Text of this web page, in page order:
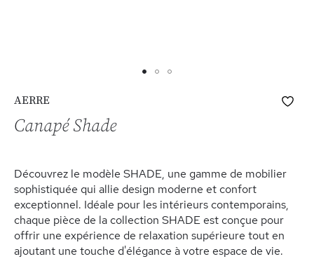
the
beginning
images
gallery
AERRE
Canapé Shade
Découvrez le modèle SHADE, une gamme de mobilier
sophistiquée qui allie design moderne et confort
exceptionnel. Idéale pour les intérieurs contemporains,
chaque pièce de la collection SHADE est conçue pour
offrir une expérience de relaxation supérieure tout en
ajoutant une touche d'élégance à votre espace de vie.